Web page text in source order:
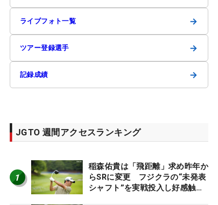
ライブフォト一覧 →
ツアー登録選手 →
記録成績 →
JGTO 週間アクセスランキング
1
稲森佑貴は「飛距離」求め昨年か
らSRに変更 フジクラの“未発表
シャフト”を実戦投入し好感触